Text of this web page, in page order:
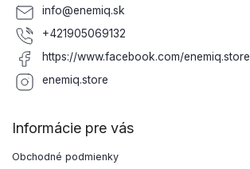
info@enemiq.sk
+421905069132
https://www.facebook.com/enemiq.store
enemiq.store
Informácie pre vás
Obchodné podmienky